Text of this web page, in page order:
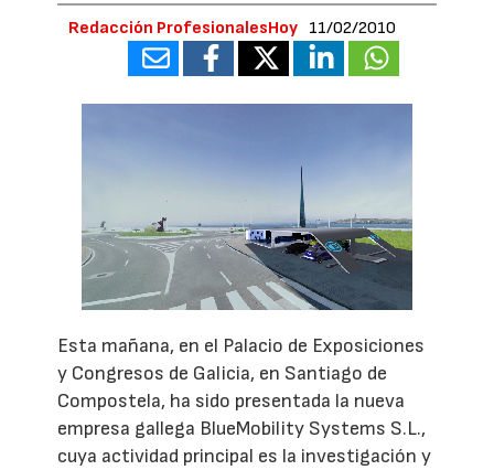
Redacción ProfesionalesHoy 11/02/2010
Esta mañana, en el Palacio de Exposiciones
y Congresos de Galicia, en Santiago de
Compostela, ha sido presentada la nueva
empresa gallega BlueMobility Systems S.L.,
cuya actividad principal es la investigación y